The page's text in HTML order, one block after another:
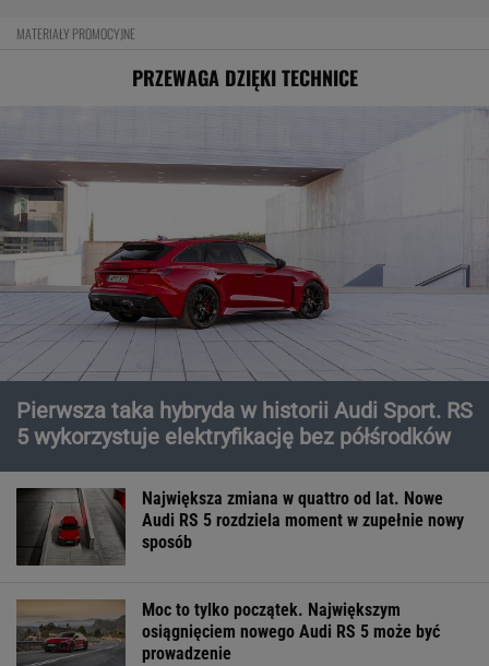
MATERIAŁY PROMOCYJNE
PRZEWAGA DZIĘKI TECHNICE
Pierwsza taka hybryda w historii Audi Sport. RS
5 wykorzystuje elektryfikację bez półśrodków
Największa zmiana w quattro od lat. Nowe
Audi RS 5 rozdziela moment w zupełnie nowy
sposób
Moc to tylko początek. Największym
osiągnięciem nowego Audi RS 5 może być
prowadzenie